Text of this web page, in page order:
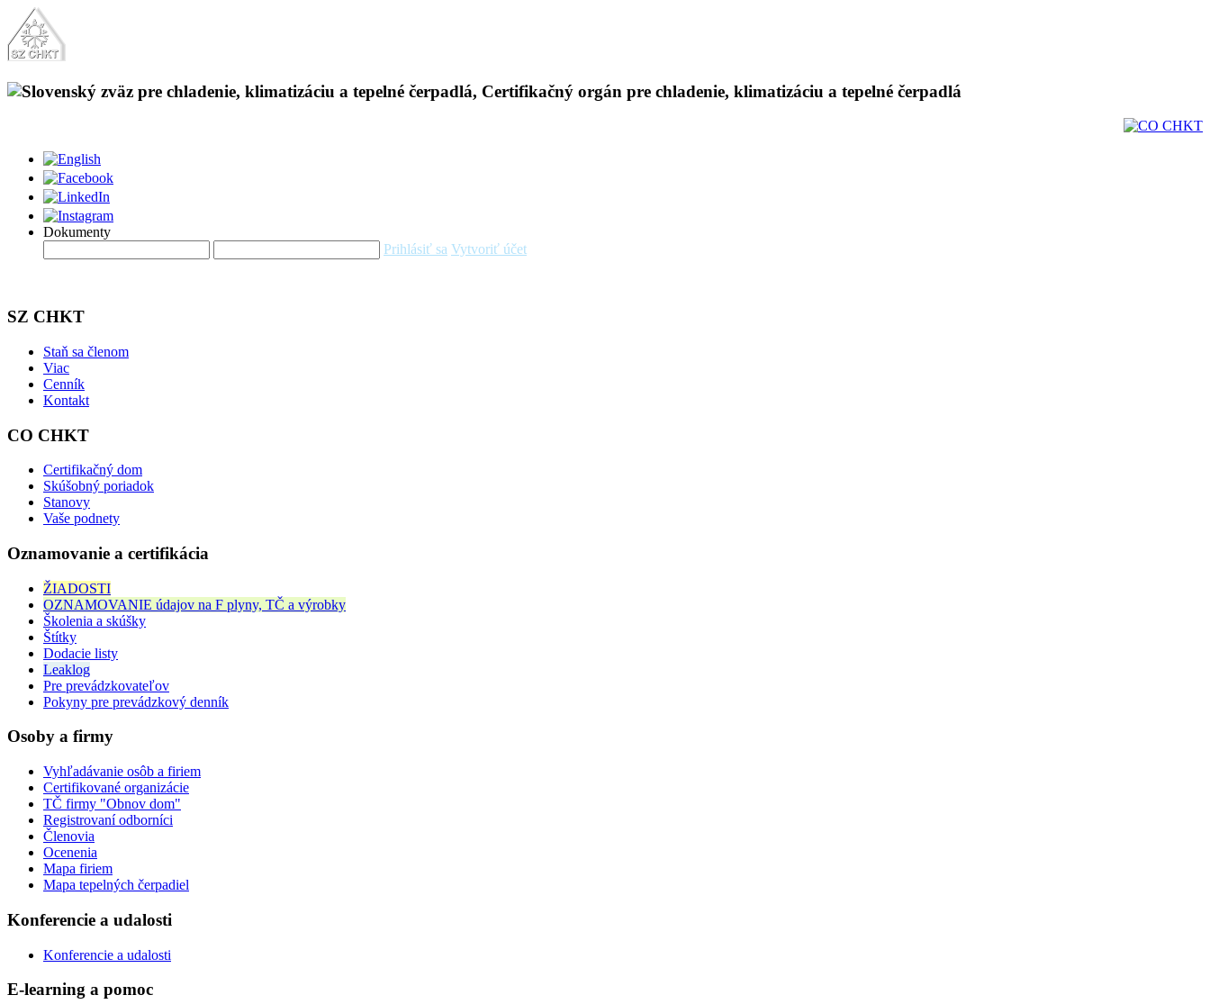
Dokumenty
Prihlásiť sa Vytvoriť účet
SZ CHKT
Staň sa členom
Viac
Cenník
Kontakt
CO CHKT
Certifikačný dom
Skúšobný poriadok
Stanovy
Vaše podnety
Oznamovanie a certifikácia
ŽIADOSTI
OZNAMOVANIE údajov na F plyny, TČ a výrobky
Školenia a skúšky
Štítky
Dodacie listy
Leaklog
Pre prevádzkovateľov
Pokyny pre prevádzkový denník
Osoby a firmy
Vyhľadávanie osôb a firiem
Certifikované organizácie
TČ firmy "Obnov dom"
Registrovaní odborníci
Členovia
Ocenenia
Mapa firiem
Mapa tepelných čerpadiel
Konferencie a udalosti
Konferencie a udalosti
E-learning a pomoc